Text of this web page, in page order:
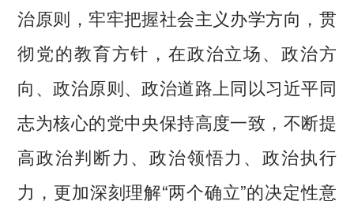
治原则，牢牢把握社会主义办学方向，贯
彻党的教育方针，在政治立场、政治方
向、政治原则、政治道路上同以习近平同
志为核心的党中央保持高度一致，不断提
高政治判断力、政治领悟力、政治执行
力，更加深刻理解“两个确立”的决定性意